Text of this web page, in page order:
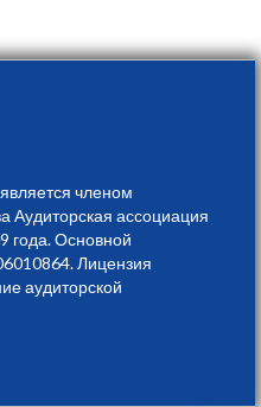
членом
Аудиторская ассоциация
года. Основной
Лицензия
аудиторской